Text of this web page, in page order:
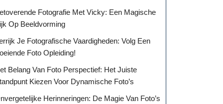
Fotografie Met Vicky: Een Magische
Op Beeldvorming
Je Fotografische Vaardigheden: Volg Een
Foto Opleiding!
Belang Van Foto Perspectief: Het Juiste
Kiezen Voor Dynamische Foto’s
Herinneringen: De Magie Van Foto’s